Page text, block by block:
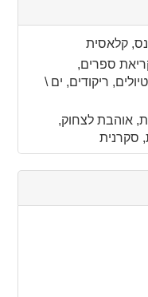
קלאסית
ספרים,
ריקודים, ים \
אוהבת לצחוק,
סקרנית